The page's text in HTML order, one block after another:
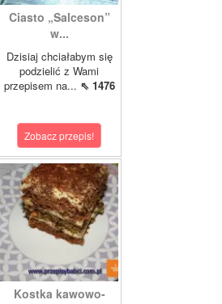
Ciasto „Salceson”
w...
Dzisiaj chciałabym się
podzielić z Wami
przepisem na... ⇖ 1476
Zobacz przepis!
Kostka kawowo-